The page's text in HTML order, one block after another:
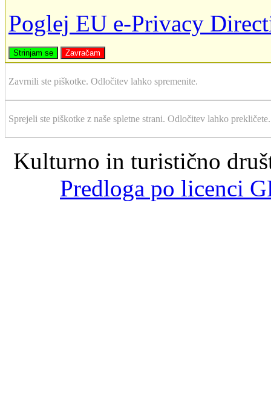
Poglej EU e-Privacy
Strinjam se Zavračam
Zavrnili ste piškotke. Odločitev lahko spremenite.
Sprejeli ste piškotke z naše spletne strani. Odločitev lahko prekličete.
Kulturno in turistično
Predloga po licenci